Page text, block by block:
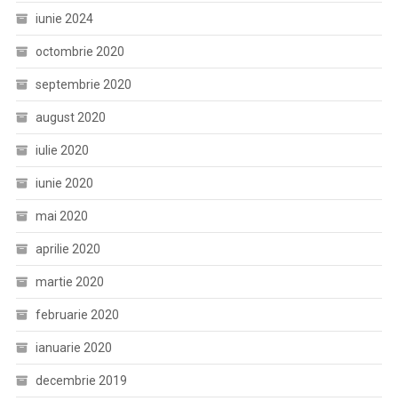
iunie 2024
octombrie 2020
septembrie 2020
august 2020
iulie 2020
iunie 2020
mai 2020
aprilie 2020
martie 2020
februarie 2020
ianuarie 2020
decembrie 2019